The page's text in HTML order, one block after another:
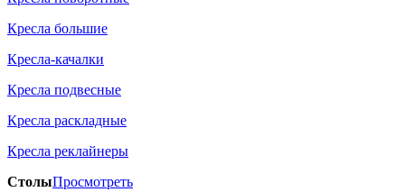
Кресла большие
Кресла-качалки
Кресла подвесные
Кресла раскладные
Кресла реклайнеры
СтолыПросмотреть